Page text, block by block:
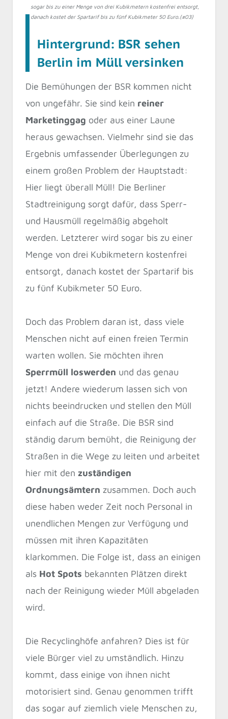
sogar bis zu einer Menge von drei Kubikmetern kostenfrei entsorgt,
danach kostet der Spartarif bis zu fünf Kubikmeter 50 Euro.(#03)
Hintergrund: BSR sehen
Berlin im Müll versinken
Die Bemühungen der BSR kommen nicht
von ungefähr. Sie sind kein reiner
Marketinggag oder aus einer Laune
heraus gewachsen. Vielmehr sind sie das
Ergebnis umfassender Überlegungen zu
einem großen Problem der Hauptstadt:
Hier liegt überall Müll! Die Berliner
Stadtreinigung sorgt dafür, dass Sperr-
und Hausmüll regelmäßig abgeholt
werden. Letzterer wird sogar bis zu einer
Menge von drei Kubikmetern kostenfrei
entsorgt, danach kostet der Spartarif bis
zu fünf Kubikmeter 50 Euro.
Doch das Problem daran ist, dass viele
Menschen nicht auf einen freien Termin
warten wollen. Sie möchten ihren
Sperrmüll loswerden und das genau
jetzt! Andere wiederum lassen sich von
nichts beeindrucken und stellen den Müll
einfach auf die Straße. Die BSR sind
ständig darum bemüht, die Reinigung der
Straßen in die Wege zu leiten und arbeitet
hier mit den zuständigen
Ordnungsämtern zusammen. Doch auch
diese haben weder Zeit noch Personal in
unendlichen Mengen zur Verfügung und
müssen mit ihren Kapazitäten
klarkommen. Die Folge ist, dass an einigen
als Hot Spots bekannten Plätzen direkt
nach der Reinigung wieder Müll abgeladen
wird.
Die Recyclinghöfe anfahren? Dies ist für
viele Bürger viel zu umständlich. Hinzu
kommt, dass einige von ihnen nicht
motorisiert sind. Genau genommen trifft
das sogar auf ziemlich viele Menschen zu,